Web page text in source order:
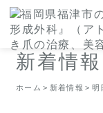
新着情報
ホーム 新着情報 明